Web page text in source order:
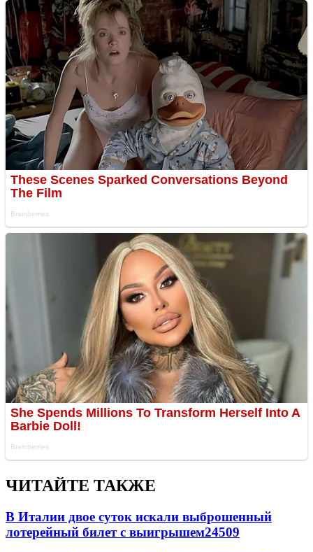
ЧИТАЙТЕ ТАКЖЕ
В Италии двое суток искали выброшенный
лотерейный билет с выигрышем24509